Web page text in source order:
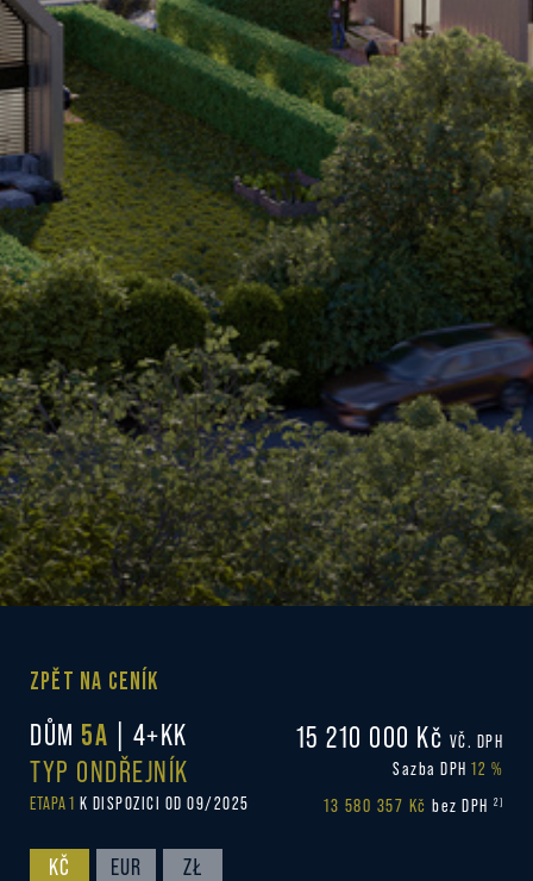
ZPĚT NA CENÍK
DŮM 5A | 4+KK
TYP ONDŘEJNÍK
ETAPA 1 K DISPOZICI OD 09/2025
15 210 000 Kč VČ. DPH
Sazba DPH 12 %
13 580 357 Kč bez DPH 2)
KČ EUR ZŁ